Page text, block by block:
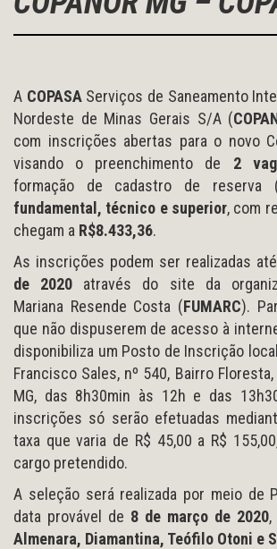
A COPASAServiços de Saneamento
Nordeste de Minas Gerais S/A (
com inscrições abertas para o novo
visando o preenchimento de 2
formação de cadastro de reserva
fundamental, técnico e superior, com
chegam a R$8.433,36.
As inscrições podem ser realizadas até
de 2020 através do site da
Mariana Resende Costa (FUMARC).
que não dispuserem de acesso à
disponibiliza um Posto de Inscrição
Francisco Sales, nº 540, Bairro
MG, das 8h30min às 12h e das
inscrições só serão efetuadas
taxa que varia de R$ 45,00 a R$
cargo pretendido.
A seleção será realizada por meio de
data provável de 8 de março de 2020
Almenara, Diamantina, Teófilo Otoni e